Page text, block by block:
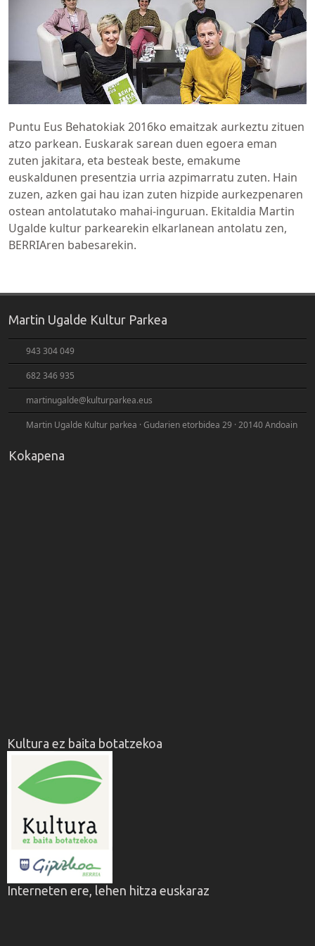
Puntu Eus Behatokiak 2016ko emaitzak aurkeztu zituen
atzo parkean. Euskarak sarean duen egoera eman
zuten jakitara, eta besteak beste, emakume
euskaldunen presentzia urria azpimarratu zuten. Hain
zuzen, azken gai hau izan zuten hizpide aurkezpenaren
ostean antolatutako mahai-inguruan. Ekitaldia Martin
Ugalde kultur parkearekin elkarlanean antolatu zen,
BERRIAren babesarekin.
Martin Ugalde Kultur Parkea
943 304 049
682 346 935
martinugalde@kulturparkea.eus
Martin Ugalde Kultur parkea · Gudarien etorbidea 29 · 20140 Andoain
Kokapena
Kultura ez baita botatzekoa
Interneten ere, lehen hitza euskaraz